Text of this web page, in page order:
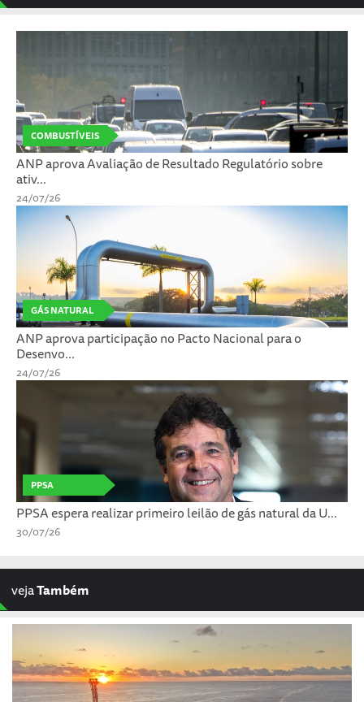
COMBUSTÍVEIS
ANP aprova Avaliação de Resultado Regulatório sobre
ativ...
24/07/26
GÁS NATURAL
ANP aprova participação no Pacto Nacional para o
Desenvo...
24/07/26
PPSA
PPSA espera realizar primeiro leilão de gás natural da U...
30/07/26
vejaTambém